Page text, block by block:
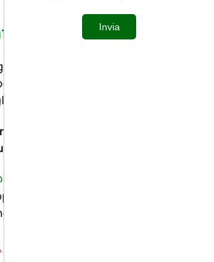
a MegaByte
ogni cliente con soluzioni
dedicato, offrendo
la protezione più adatta.
tra un antivirus qualsiasi e la
europea avanzata di ESET.
compila il modulo per essere
esperti.
Invia